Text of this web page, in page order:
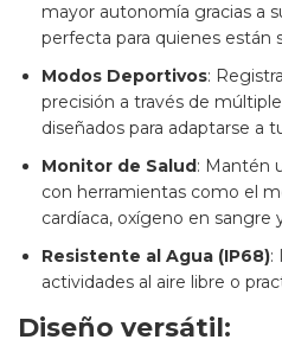
mayor autonomía gracias a
perfecta para quienes
Modos Deportivos:
precisión a través de
diseñados para adaptarse a
Monitor de Salud: Mantén
con herramientas como el
cardíaca, oxígeno en sangre
Resistente al Agua (IP68):
actividades al aire libre o
Diseño versátil: